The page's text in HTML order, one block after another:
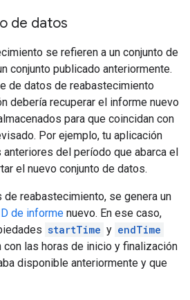
de datos
se refieren a un conjunto de
conjunto publicado anteriormente.
de datos de reabastecimiento
debería recuperar el informe nuevo
para que coincidan con
Por ejemplo, tu aplicación
del período que abarca el
el nuevo conjunto de datos.
de reabastecimiento, se genera un
de informe nuevo. En ese caso,
startTime y endTime
las horas de inicio y finalización
disponible anteriormente y que